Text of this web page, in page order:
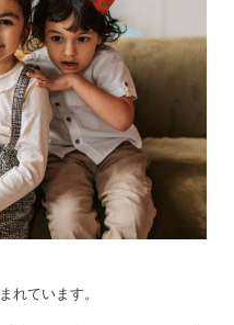
れています。